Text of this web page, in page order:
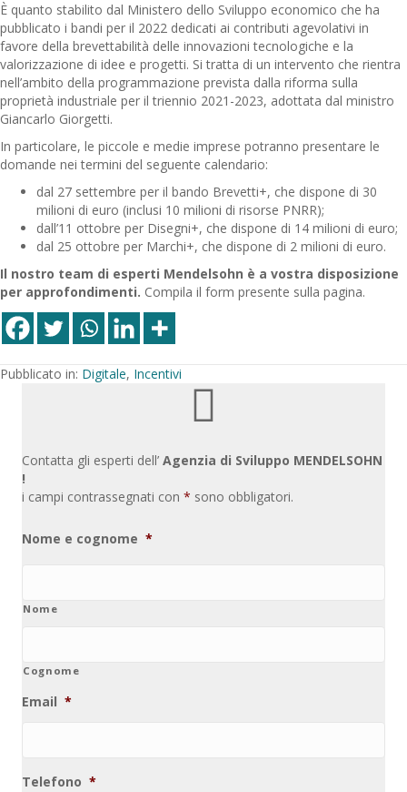
È quanto stabilito dal Ministero dello Sviluppo economico che ha
pubblicato i bandi per il 2022 dedicati ai contributi agevolativi in
favore della brevettabilità delle innovazioni tecnologiche e la
valorizzazione di idee e progetti. Si tratta di un intervento che rientra
nell’ambito della programmazione prevista dalla riforma sulla
proprietà industriale per il triennio 2021-2023, adottata dal ministro
Giancarlo Giorgetti.
In particolare, le piccole e medie imprese potranno presentare le
domande nei termini del seguente calendario:
dal 27 settembre per il bando Brevetti+, che dispone di 30
milioni di euro (inclusi 10 milioni di risorse PNRR);
dall’11 ottobre per Disegni+, che dispone di 14 milioni di euro;
dal 25 ottobre per Marchi+, che dispone di 2 milioni di euro.
Il nostro team di esperti Mendelsohn è a vostra disposizione
per approfondimenti. Compila il form presente sulla pagina.
Pubblicato in: Digitale, Incentivi
Contatta gli esperti dell’ Agenzia di Sviluppo MENDELSOHN
!
i campi contrassegnati con * sono obbligatori.
Nome e cognome *
Nome
Cognome
Email *
Telefono *